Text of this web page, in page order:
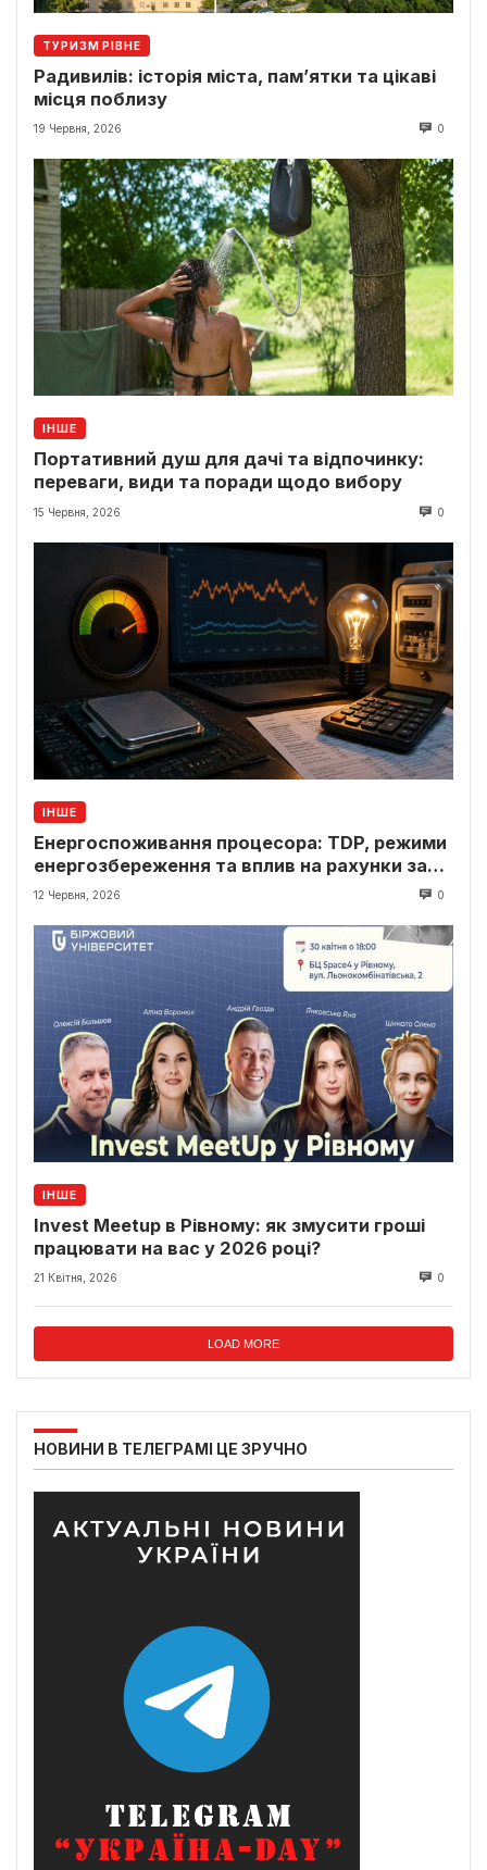
ТУРИЗМ РІВНЕ
Радивилів: історія міста, пам’ятки та цікаві
місця поблизу
19 Червня, 2026 0
ІНШЕ
Портативний душ для дачі та відпочинку:
переваги, види та поради щодо вибору
15 Червня, 2026 0
ІНШЕ
Енергоспоживання процесора: TDP, режими
енергозбереження та вплив на рахунки за
світло
12 Червня, 2026 0
ІНШЕ
Invest Meetup в Рівному: як змусити гроші
працювати на вас у 2026 році?
21 Квітня, 2026 0
LOAD MORE
НОВИНИ В ТЕЛЕГРАМІ ЦЕ ЗРУЧНО